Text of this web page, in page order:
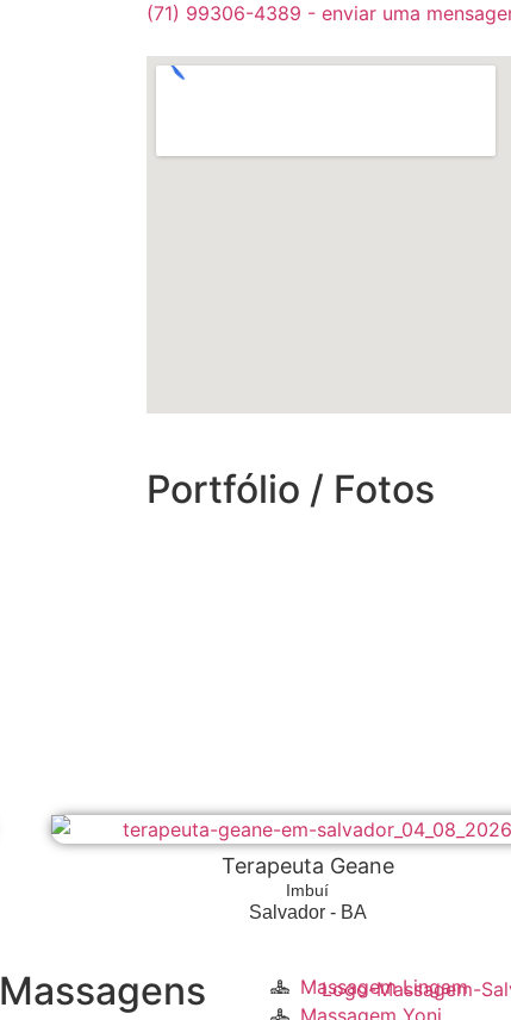
(71) 99306-4389 - enviar uma
Portfólio / Fotos
Terapeuta Geane
Imbuí
Salvador - BA
Massagens
Massagem Lingam